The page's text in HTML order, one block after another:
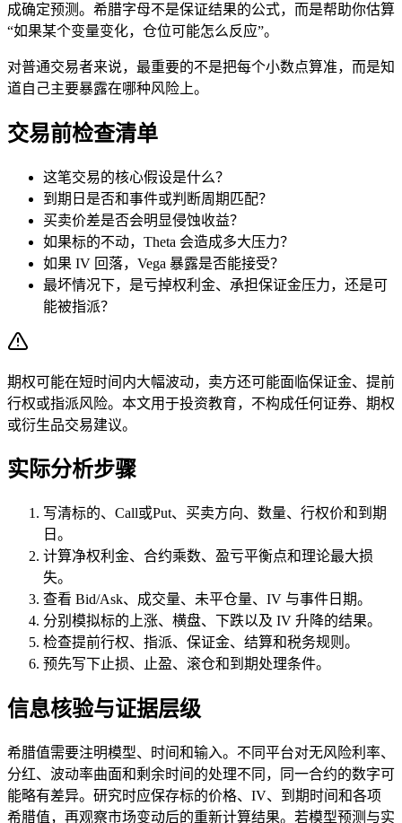
成确定预测。希腊字母不是保证结果的公式，而是帮助你估算
“如果某个变量变化，仓位可能怎么反应”。
对普通交易者来说，最重要的不是把每个小数点算准，而是知
道自己主要暴露在哪种风险上。
交易前检查清单
这笔交易的核心假设是什么？
到期日是否和事件或判断周期匹配？
买卖价差是否会明显侵蚀收益？
如果标的不动，Theta 会造成多大压力？
如果 IV 回落，Vega 暴露是否能接受？
最坏情况下，是亏掉权利金、承担保证金压力，还是可
能被指派？
期权可能在短时间内大幅波动，卖方还可能面临保证金、提前
行权或指派风险。本文用于投资教育，不构成任何证券、期权
或衍生品交易建议。
实际分析步骤
写清标的、Call或Put、买卖方向、数量、行权价和到期
日。
计算净权利金、合约乘数、盈亏平衡点和理论最大损
失。
查看 Bid/Ask、成交量、未平仓量、IV 与事件日期。
分别模拟标的上涨、横盘、下跌以及 IV 升降的结果。
检查提前行权、指派、保证金、结算和税务规则。
预先写下止损、止盈、滚仓和到期处理条件。
信息核验与证据层级
希腊值需要注明模型、时间和输入。不同平台对无风险利率、
分红、波动率曲面和剩余时间的处理不同，同一合约的数字可
能略有差异。研究时应保存标的价格、IV、到期时间和各项
希腊值，再观察市场变动后的重新计算结果。若模型预测与实